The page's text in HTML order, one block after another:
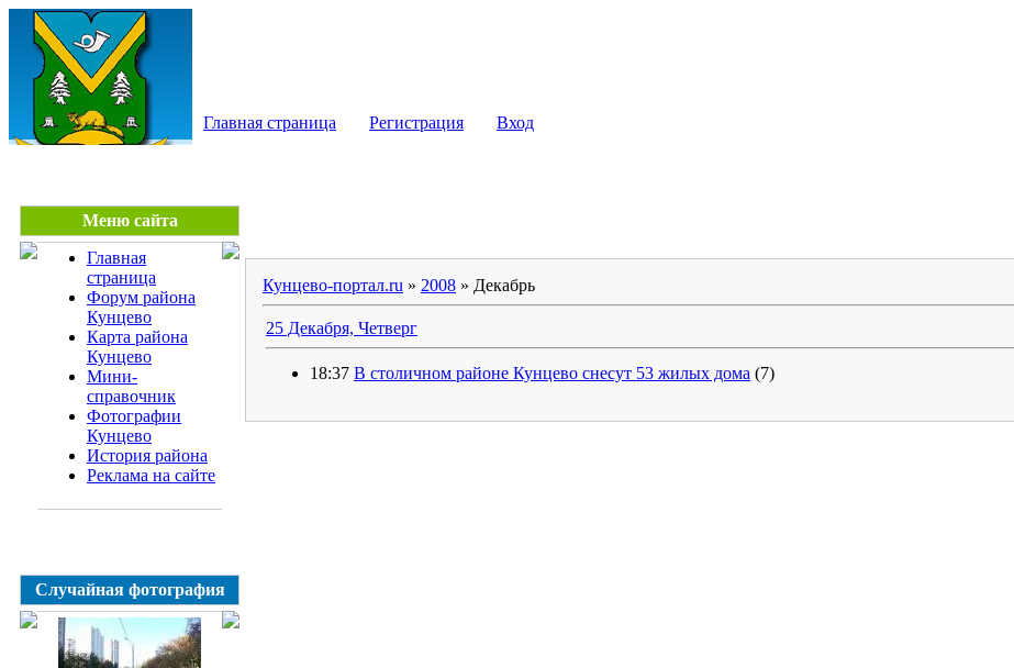
Главная страница Регистрация Вход
Меню сайта
Главная
страница
Форум района
Кунцево
Карта района
Кунцево
Мини-
справочник
Фотографии
Кунцево
История района
Реклама на сайте
Случайная фотография
Кунцево-портал.ru » 2008 » Декабрь
25 Декабря, Четверг
18:37 В столичном районе Кунцево снесут 53 жилых дома (7)